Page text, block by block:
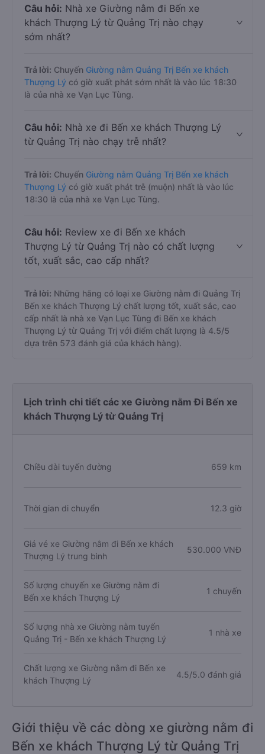
Câu hỏi: Nhà xe Giường nằm đi Bến xe
khách Thượng Lý từ Quảng Trị nào chạy
sớm nhất?
Trả lời: Chuyến Giường nằm Quảng Trị Bến xe khách
Thượng Lý có giờ xuất phát sớm nhất là vào lúc 18:30
là của nhà xe Vạn Lục Tùng.
Câu hỏi: Nhà xe đi Bến xe khách Thượng Lý
từ Quảng Trị nào chạy trễ nhất?
Trả lời: Chuyến Giường nằm Quảng Trị Bến xe khách
Thượng Lý có giờ xuất phát trễ (muộn) nhất là vào lúc
18:30 là của nhà xe Vạn Lục Tùng.
Câu hỏi: Review xe đi Bến xe khách
Thượng Lý từ Quảng Trị nào có chất lượng
tốt, xuất sắc, cao cấp nhất?
Trả lời: Những hãng có loại xe Giường nằm đi Quảng Trị
Bến xe khách Thượng Lý chất lượng tốt, xuất sắc, cao
cấp nhất là nhà xe Vạn Lục Tùng đi Bến xe khách
Thượng Lý từ Quảng Trị với điểm chất lượng là 4.5/5
dựa trên 573 đánh giá của khách hàng).
Lịch trình chi tiết các xe Giường nằm Đi Bến xe
khách Thượng Lý từ Quảng Trị
Chiều dài tuyến đường 659 km
Thời gian di chuyển 12.3 giờ
Giá vé xe Giường nằm đi Bến xe khách
Thượng Lý trung bình
530.000 VNĐ
Số lượng chuyến xe Giường nằm đi
Bến xe khách Thượng Lý
1 chuyến
Số lượng nhà xe Giường nằm tuyến
Quảng Trị - Bến xe khách Thượng Lý
1 nhà xe
Chất lượng xe Giường nằm đi Bến xe
khách Thượng Lý
4.5/5.0 đánh giá
Giới thiệu về các dòng xe giường nằm đi
Bến xe khách Thượng Lý từ Quảng Trị